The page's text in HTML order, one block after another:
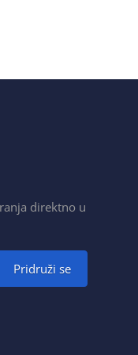
direktno u
Pridruži se